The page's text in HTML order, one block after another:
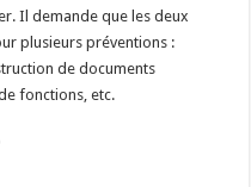
Il demande que les deux
plusieurs préventions :
de documents
fonctions, etc.